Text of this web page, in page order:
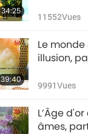
34:25
11552Vues
39:40
Le monde
illusion,
9991Vues
L’Âge
âmes,